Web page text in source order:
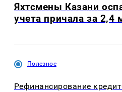
Яхтсмены Казани
учета причала за 2,4
Полезное
Рефинансирование